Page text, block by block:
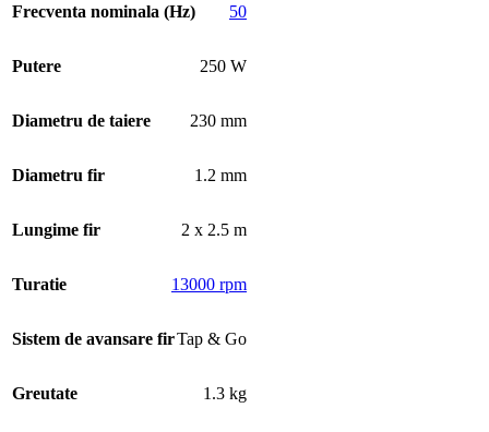
Frecventa nominala (Hz) 50
Putere 250 W
Diametru de taiere 230 mm
Diametru fir 1.2 mm
Lungime fir 2 x 2.5 m
Turatie 13000 rpm
Sistem de avansare firTap & Go
Greutate 1.3 kg